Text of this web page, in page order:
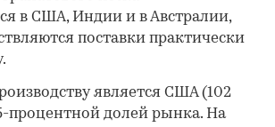
в США, Индии и в Австралии,
поставки практически
является США (102
процентной долей рынка. На